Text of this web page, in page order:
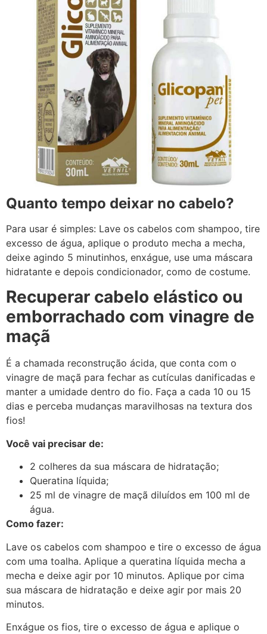
Quanto tempo deixar no cabelo?
Para usar é simples: Lave os cabelos com shampoo, tire
excesso de água, aplique o produto mecha a mecha,
deixe agindo 5 minutinhos, enxágue, use uma máscara
hidratante e depois condicionador, como de costume.
Recuperar cabelo elástico ou
emborrachado com vinagre de
maçã
É a chamada reconstrução ácida, que conta com o
vinagre de maçã para fechar as cutículas danificadas e
manter a umidade dentro do fio. Faça a cada 10 ou 15
dias e perceba mudanças maravilhosas na textura dos
fios!
Você vai precisar de:
2 colheres da sua máscara de hidratação;
Queratina líquida;
25 ml de vinagre de maçã diluídos em 100 ml de
água.
Como fazer:
Lave os cabelos com shampoo e tire o excesso de água
com uma toalha. Aplique a queratina líquida mecha a
mecha e deixe agir por 10 minutos. Aplique por cima
sua máscara de hidratação e deixe agir por mais 20
minutos.
Enxágue os fios, tire o excesso de água e aplique o